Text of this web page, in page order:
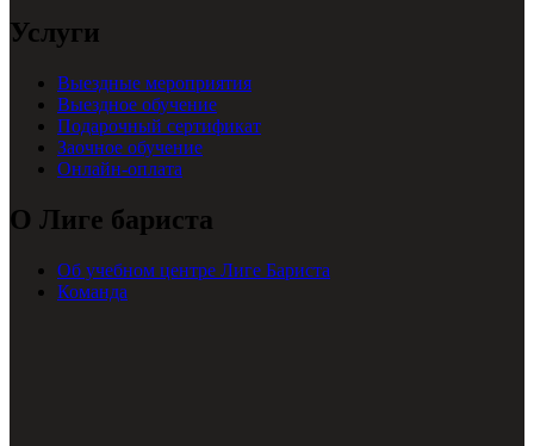
Услуги
Выездные мероприятия
Выездное обучение
Подарочный сертификат
Заочное обучение
Онлайн-оплата
О Лиге бариста
Об учебном центре Лиге Бариста
Команда